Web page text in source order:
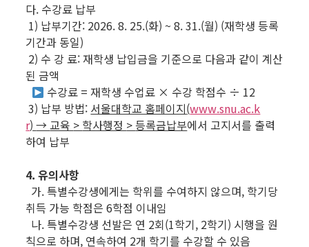
다. 수강료 납부
1) 납부기간: 2026. 8. 25.(화) ~ 8. 31.(월) (재학생 등록
기간과 동일)
2) 수 강 료: 재학생 납입금을 기준으로 다음과 같이 계산
된 금액
수강료 = 재학생 수업료 × 수강 학점수 ÷ 12
3) 납부 방법: 서울대학교 홈페이지(www.snu.ac.k
r)→교육 > 학사행정 > 등록금납부에서 고지서를 출력
하여 납부
4. 유의사항
가. 특별수강생에게는 학위를 수여하지 않으며, 학기당
취득 가능 학점은 6학점 이내임
나. 특별수강생 선발은 연 2회(1학기, 2학기) 시행을 원
칙으로 하며, 연속하여 2개 학기를 수강할 수 있음